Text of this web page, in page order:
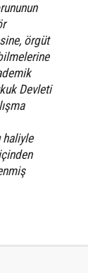
örgüt
Devleti